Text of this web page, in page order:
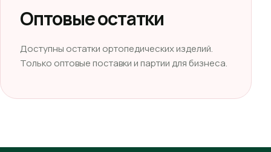
Оптовые остатки
Доступны остатки ортопедических изделий.
Только оптовые поставки и партии для бизнеса.